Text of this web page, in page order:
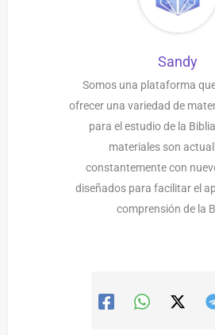
Sandy
Somos una plataforma
ofrecer una variedad de
para el estudio de la
materiales son
constantemente con
diseñados para facilitar el
comprensión de la